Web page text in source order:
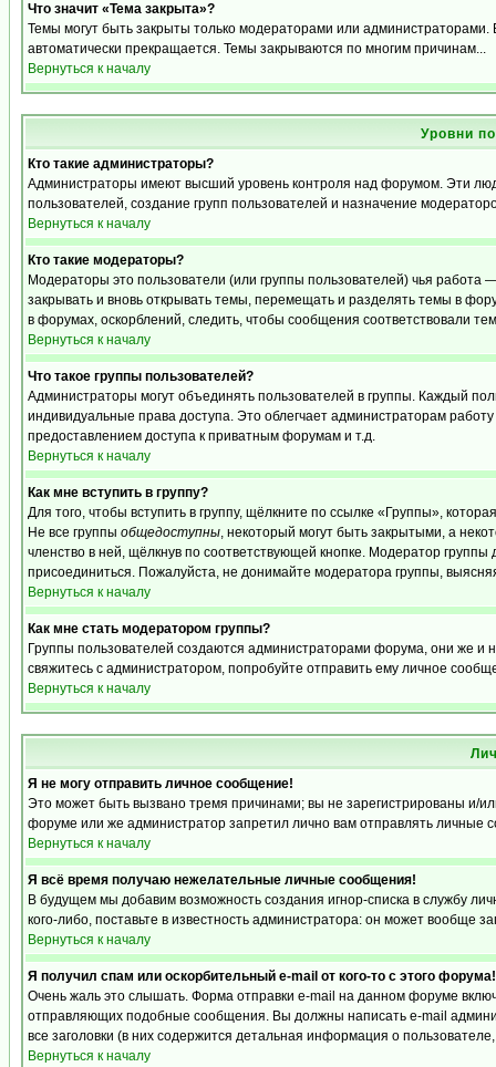
Что значит «Тема закрыта»?
Темы могут быть закрыты только модераторами или
автоматически прекращается. Темы закрываются по многим причинам...
Вернуться к началу
Уровни
Кто такие администраторы?
Администраторы имеют высший уровень контроля над форумом. Эти
пользователей, создание групп пользователей и назначение
Вернуться к началу
Кто такие модераторы?
Модераторы это пользователи (или группы пользователей) чья
закрывать и вновь открывать темы, перемещать и разделять темы в
в форумах, оскорблений, следить, чтобы сообщения соответствовали
Вернуться к началу
Что такое группы пользователей?
Администраторы могут объединять пользователей в группы. Каждый
индивидуальные права доступа. Это облегчает администраторам
предоставлением доступа к приватным форумам и т.д.
Вернуться к началу
Как мне вступить в группу?
Для того, чтобы вступить в группу, щёлкните по ссылке «Группы»,
Не все группы общедоступны, некоторый могут быть закрытыми, а
членство в ней, щёлкнув по соответствующей кнопке. Модератор
присоединиться. Пожалуйста, не донимайте модератора группы,
Вернуться к началу
Как мне стать модератором группы?
Группы пользователей создаются администраторами форума, они же и
свяжитесь с администратором, попробуйте отправить ему личное
Вернуться к началу
Я не могу отправить личное сообщение!
Это может быть вызвано тремя причинами; вы не зарегистрированы и/
форуме или же администратор запретил лично вам отправлять личные
Вернуться к началу
Я всё время получаю нежелательные личные сообщения!
В будущем мы добавим возможность создания игнор-списка в службу
кого-либо, поставьте в известность администратора: он может вообще
Вернуться к началу
Я получил спам или оскорбительный e-mail от кого-то с этого форума!
Очень жаль это слышать. Форма отправки e-mail на данном форуме
отправляющих подобные сообщения. Вы должны написать e-mail
все заголовки (в них содержится детальная информация о
Вернуться к началу